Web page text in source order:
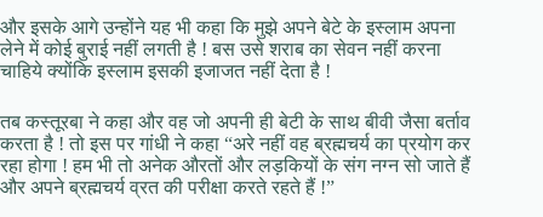
और इसके आगे उन्होंने यह भी कहा कि मुझे अपने बेटे के इस्लाम अपना
लेने में कोई बुराई नहीं लगती है ! बस उसे शराब का सेवन नहीं करना
चाहिये क्योंकि इस्लाम इसकी इजाजत नहीं देता है !
तब कस्तूरबा ने कहा और वह जो अपनी ही बेटी के साथ बीवी जैसा बर्ताव
करता है ! तो इस पर गांधी ने कहा “अरे नहीं वह ब्रह्मचर्य का प्रयोग कर
रहा होगा ! हम भी तो अनेक औरतों और लड़कियों के संग नग्न सो जाते हैं
और अपने ब्रह्मचर्य व्रत की परीक्षा करते रहते हैं !”